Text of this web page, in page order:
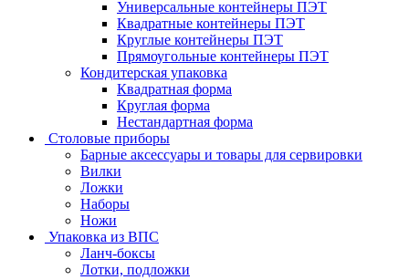
Универсальные контейнеры ПЭТ
Квадратные контейнеры ПЭТ
Круглые контейнеры ПЭТ
Прямоугольные контейнеры ПЭТ
Кондитерская упаковка
Квадратная форма
Круглая форма
Нестандартная форма
Столовые приборы
Барные аксессуары и товары для сервировки
Вилки
Ложки
Наборы
Ножи
Упаковка из ВПС
Ланч-боксы
Лотки, подложки